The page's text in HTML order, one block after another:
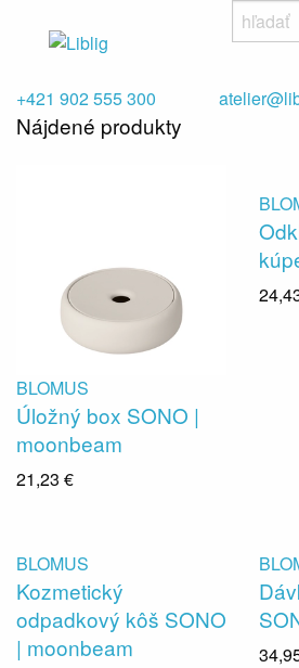
+421 902 555 300
Nájdené produkty
BLOMUS
Úložný box SONO |
moonbeam
21,23 €
BLOMUS
Kozmetický
odpadkový kôš SONO
| moonbeam